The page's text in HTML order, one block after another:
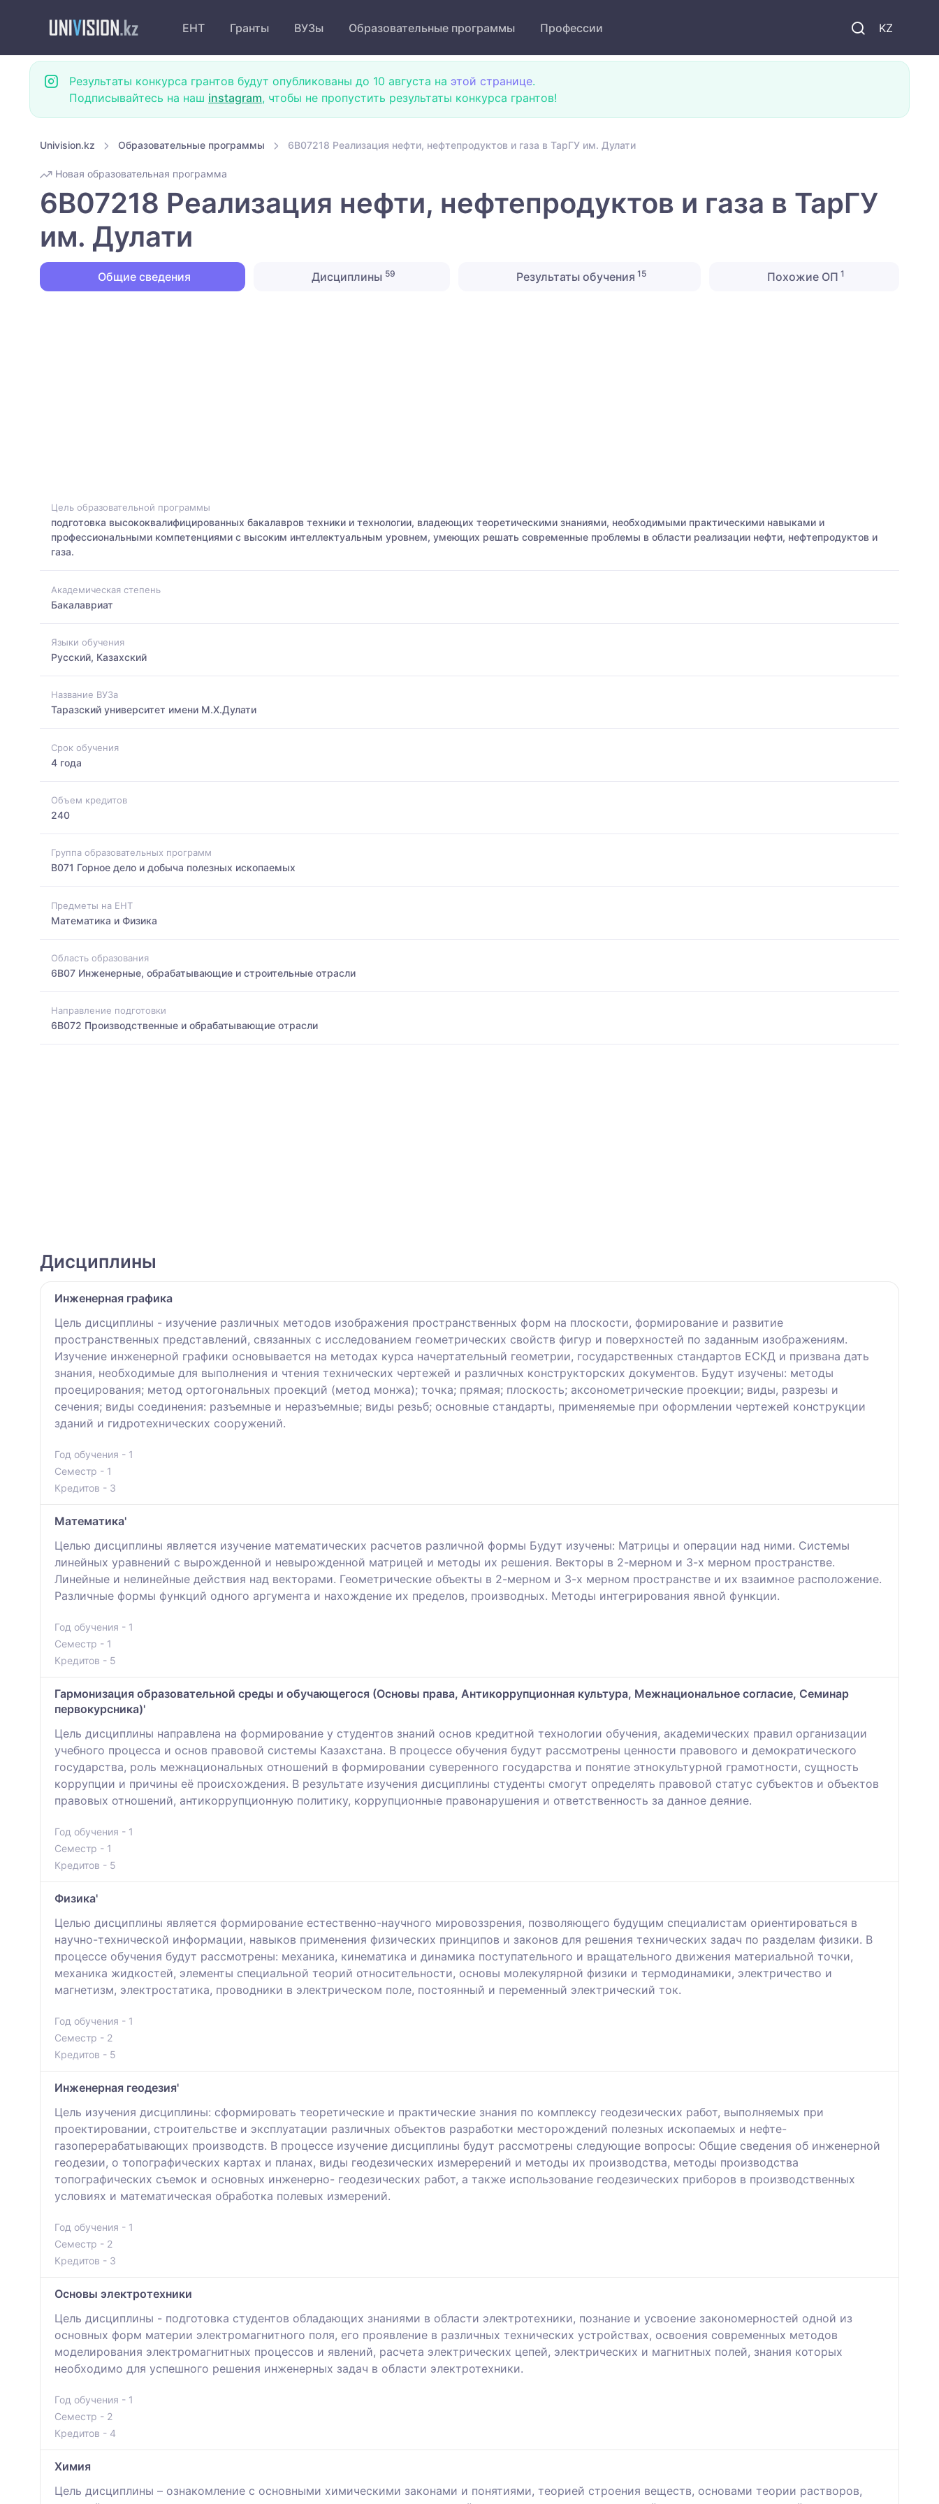
KZ
ЕНТ Гранты ВУЗы Образовательные программы Профессии
Результаты конкурса грантов будут опубликованы до 10 августа на этой странице.
Подписывайтесь на наш instagram, чтобы не пропустить результаты конкурса грантов!
Univision.kz Образовательные программы 6B07218 Реализация нефти, нефтепродуктов и газа в ТарГУ им. Дулати
Новая образовательная программа
6B07218 Реализация нефти, нефтепродуктов и газа в ТарГУ
им. Дулати
Общие сведения Дисциплины 59 Результаты обучения 15 Похожие ОП 1
Цель образовательной программы
подготовка высококвалифицированных бакалавров техники и технологии, владеющих теоретическими знаниями, необходимыми практическими навыками и
профессиональными компетенциями с высоким интеллектуальным уровнем, умеющих решать современные проблемы в области реализации нефти, нефтепродуктов и
газа.
Академическая степень
Бакалавриат
Языки обучения
Русский, Казахский
Название ВУЗа
Таразский университет имени М.Х.Дулати
Срок обучения
4 года
Объем кредитов
240
Группа образовательных программ
B071 Горное дело и добыча полезных ископаемых
Предметы на ЕНТ
Математика и Физика
Область образования
6B07 Инженерные, обрабатывающие и строительные отрасли
Направление подготовки
6B072 Производственные и обрабатывающие отрасли
Дисциплины
Инженерная графика
Цель дисциплины - изучение различных методов изображения пространственных форм на плоскости, формирование и развитие
пространственных представлений, связанных с исследованием геометрических свойств фигур и поверхностей по заданным изображениям.
Изучение инженерной графики основывается на методах курса начертательный геометрии, государственных стандартов ЕСКД и призвана дать
знания, необходимые для выполнения и чтения технических чертежей и различных конструкторских документов. Будут изучены: методы
проецирования; метод ортогональных проекций (метод монжа); точка; прямая; плоскость; аксонометрические проекции; виды, разрезы и
сечения; виды соединения: разъемные и неразъемные; виды резьб; основные стандарты, применяемые при оформлении чертежей конструкции
зданий и гидротехнических сооружений.
Год обучения - 1
Семестр - 1
Кредитов - 3
Математика'
Целью дисциплины является изучение математических расчетов различной формы Будут изучены: Матрицы и операции над ними. Системы
линейных уравнений с вырожденной и невырожденной матрицей и методы их решения. Векторы в 2-мерном и 3-х мерном пространстве.
Линейные и нелинейные действия над векторами. Геометрические объекты в 2-мерном и 3-х мерном пространстве и их взаимное расположение.
Различные формы функций одного аргумента и нахождение их пределов, производных. Методы интегрирования явной функции.
Год обучения - 1
Семестр - 1
Кредитов - 5
Гармонизация образовательной среды и обучающегося (Основы права, Антикоррупционная культура, Межнациональное согласие, Семинар
первокурсника)'
Цель дисциплины направлена на формирование у студентов знаний основ кредитной технологии обучения, академических правил организации
учебного процесса и основ правовой системы Казахстана. В процессе обучения будут рассмотрены ценности правового и демократического
государства, роль межнациональных отношений в формировании суверенного государства и понятие этнокультурной грамотности, сущность
коррупции и причины её происхождения. В результате изучения дисциплины студенты смогут определять правовой статус субъектов и объектов
правовых отношений, антикоррупционную политику, коррупционные правонарушения и ответственность за данное деяние.
Год обучения - 1
Семестр - 1
Кредитов - 5
Физика'
Целью дисциплины является формирование естественно-научного мировоззрения, позволяющего будущим специалистам ориентироваться в
научно-технической информации, навыков применения физических принципов и законов для решения технических задач по разделам физики. В
процессе обучения будут рассмотрены: механика, кинематика и динамика поступательного и вращательного движения материальной точки,
механика жидкостей, элементы специальной теорий относительности, основы молекулярной физики и термодинамики, электричество и
магнетизм, электростатика, проводники в электрическом поле, постоянный и переменный электрический ток.
Год обучения - 1
Семестр - 2
Кредитов - 5
Инженерная геодезия'
Цель изучения дисциплины: сформировать теоретические и практические знания по комплексу геодезических работ, выполняемых при
проектировании, строительстве и эксплуатации различных объектов разработки месторождений полезных ископаемых и нефте-
газоперерабатывающих производств. В процессе изучение дисциплины будут рассмотрены следующие вопросы: Общие сведения об инженерной
геодезии, о топографических картах и планах, виды геодезических измеререний и методы их производства, методы производства
топографических съемок и основных инженерно- геодезических работ, а также использование геодезических приборов в производственных
условиях и математическая обработка полевых измерений.
Год обучения - 1
Семестр - 2
Кредитов - 3
Основы электротехники
Цель дисциплины - подготовка студентов обладающих знаниями в области электротехники, познание и усвоение закономерностей одной из
основных форм материи электромагнитного поля, его проявление в различных технических устройствах, освоения современных методов
моделирования электромагнитных процессов и явлений, расчета электрических цепей, электрических и магнитных полей, знания которых
необходимо для успешного решения инженерных задач в области электротехники.
Год обучения - 1
Семестр - 2
Кредитов - 4
Химия
Цель дисциплины – ознакомление с основными химическими законами и понятиями, теорией строения веществ, основами теории растворов,